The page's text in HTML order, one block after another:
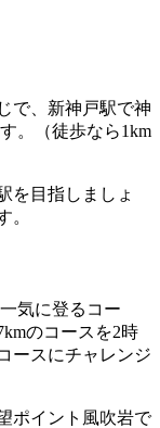
で、新神戸駅で神
。（徒歩なら1km
を目指しましょ
。
気に登るコー
のコースを2時
ースにチャレンジ
ポイント風吹岩で